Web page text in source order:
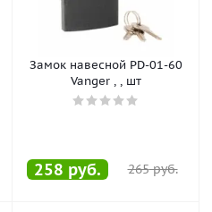
Замок навесной PD-01-60
Vanger , , шт
258 руб. 265руб.